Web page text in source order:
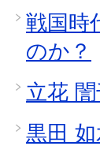
戦国時
のか？
立花
黒田 如